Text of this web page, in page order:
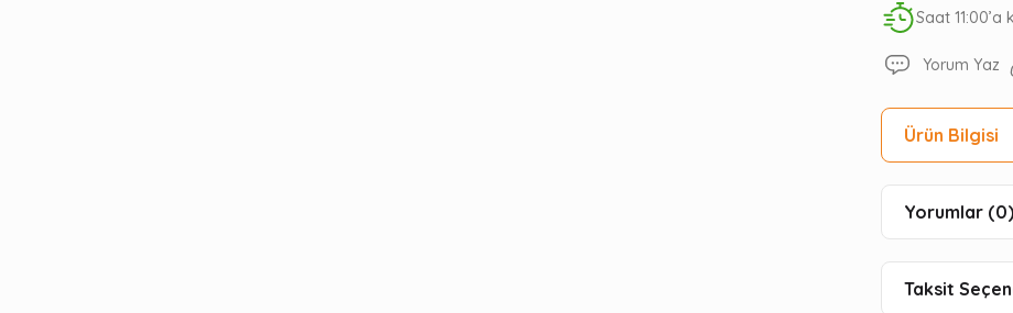
Saat
Yorum Yaz
Ürün Bilgisi
Yorumlar (0)
Taksit